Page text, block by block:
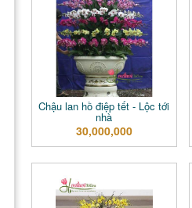
Chậu lan hồ điệp tết - Lộc tới
nhà
30,000,000